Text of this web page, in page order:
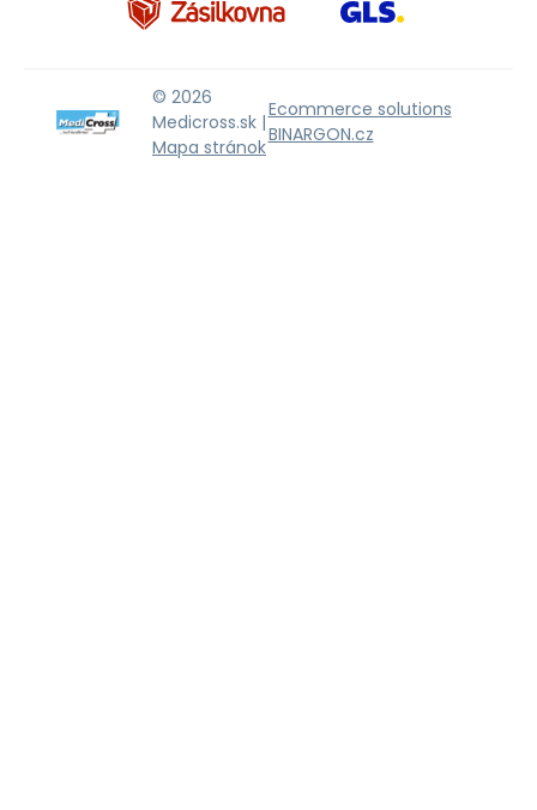
© 2026
Medicross.sk |
Mapa stránok
Ecommerce solutions
BINARGON.cz